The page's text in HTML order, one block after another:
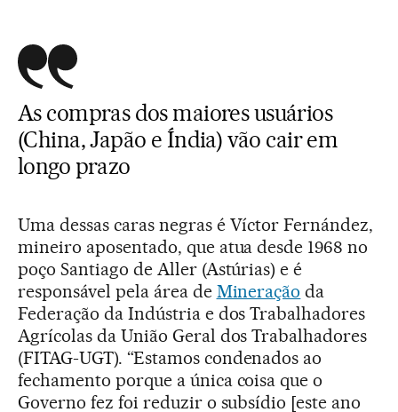
As compras dos maiores usuários
(China, Japão e Índia) vão cair em
longo prazo
Uma dessas caras negras é Víctor Fernández,
mineiro aposentado, que atua desde 1968 no
poço Santiago de Aller (Astúrias) e é
responsável pela área de Mineração da
Federação da Indústria e dos Trabalhadores
Agrícolas da União Geral dos Trabalhadores
(FITAG-UGT). “Estamos condenados ao
fechamento porque a única coisa que o
Governo fez foi reduzir o subsídio [este ano